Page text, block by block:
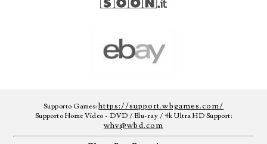
Supporto Games:https://support.wbgames.com/
Supporto Home Video - DVD / Blu-ray / 4k Ultra HD Support:
whv@wbd.com